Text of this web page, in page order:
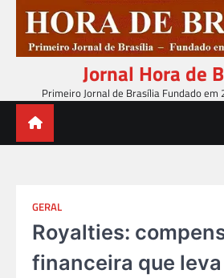
content
Jornal Hora de
Primeiro Jornal de Brasília Fundado em
GERAL
Royalties:
financeira que